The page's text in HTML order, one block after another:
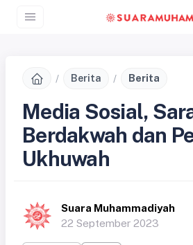
Berita Berita
Media Sosial,
Berdakwah dan
Ukhuwah
Suara Muhammadiyah
22 September 2023